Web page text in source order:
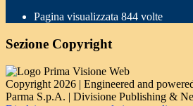
Pagina visualizzata 844 volte
Sezione Copyright
Copyright 2026 | Engineered and
Parma S.p.A. | Divisione Publishing &